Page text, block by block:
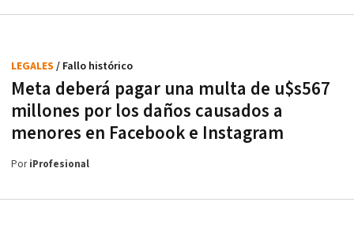
Meta deberá pagar una multa de u$s567
millones por los daños causados a
menores en Facebook e Instagram
LEGALES / Fallo histórico
PoriProfesional